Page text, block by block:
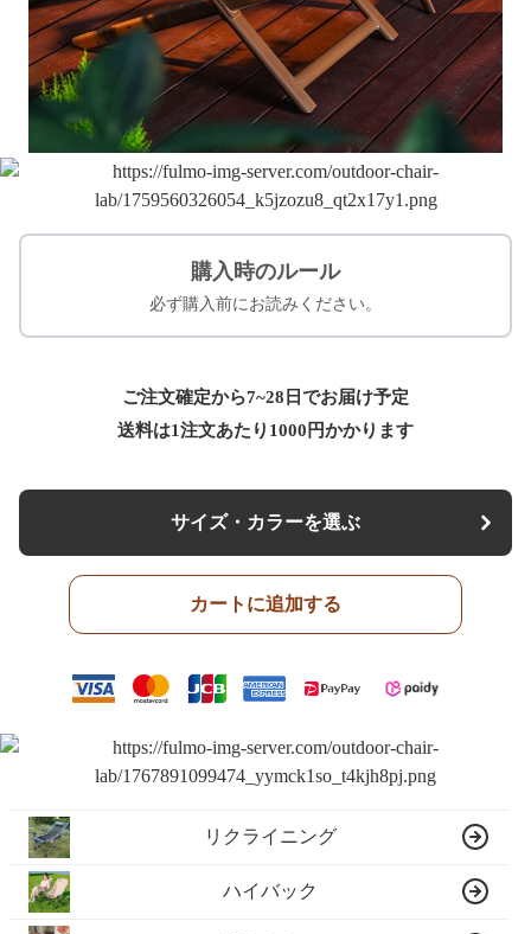
購入時のルール
必ず購入前にお読みください。
ご注文確定から7~28日でお届け予定
送料は1注文あたり 1000 円かかります
サイズ・カラーを選ぶ
カートに追加する
リクライニング
ハイバック